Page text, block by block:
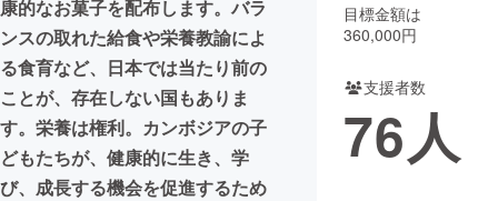
CAMPFIREふるさと納税machi-ya コミュニティ
康的なお菓子を配布します。バラ
ンスの取れた給食や栄養教諭によ
る食育など、日本では当たり前の
ことが、存在しない国もありま
す。栄養は権利。カンボジアの子
どもたちが、健康的に生き、学
び、成長する機会を促進するため
目標金額は
360,000円
支援者数
76人